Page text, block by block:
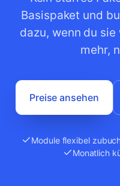
Basispaket und
dazu, wenn du
mehr,
Preise ansehen
Module flexibel
Monatlich